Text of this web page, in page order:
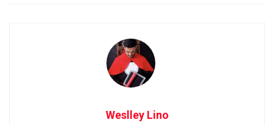
Weslley Lino